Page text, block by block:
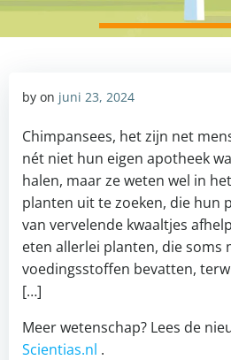
by on juni 23, 2024
Chimpansees, het zijn net
nét niet hun eigen apotheek
halen, maar ze weten wel in
planten uit te zoeken, die hun
van vervelende kwaaltjes
eten allerlei planten, die soms
voedingsstoffen bevatten,
[…]
Meer wetenschap? Lees de
Scientias.nl .